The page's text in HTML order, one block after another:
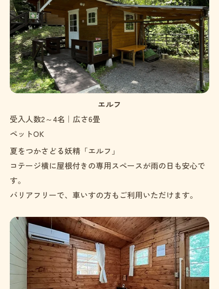
エルフ
受入人数2～4名｜広さ6畳
ペットOK
夏をつかさどる妖精「エルフ」
コテージ横に屋根付きの専用スペースが雨の日も安心で
す。
バリアフリーで、車いすの方もご利用いただけます。